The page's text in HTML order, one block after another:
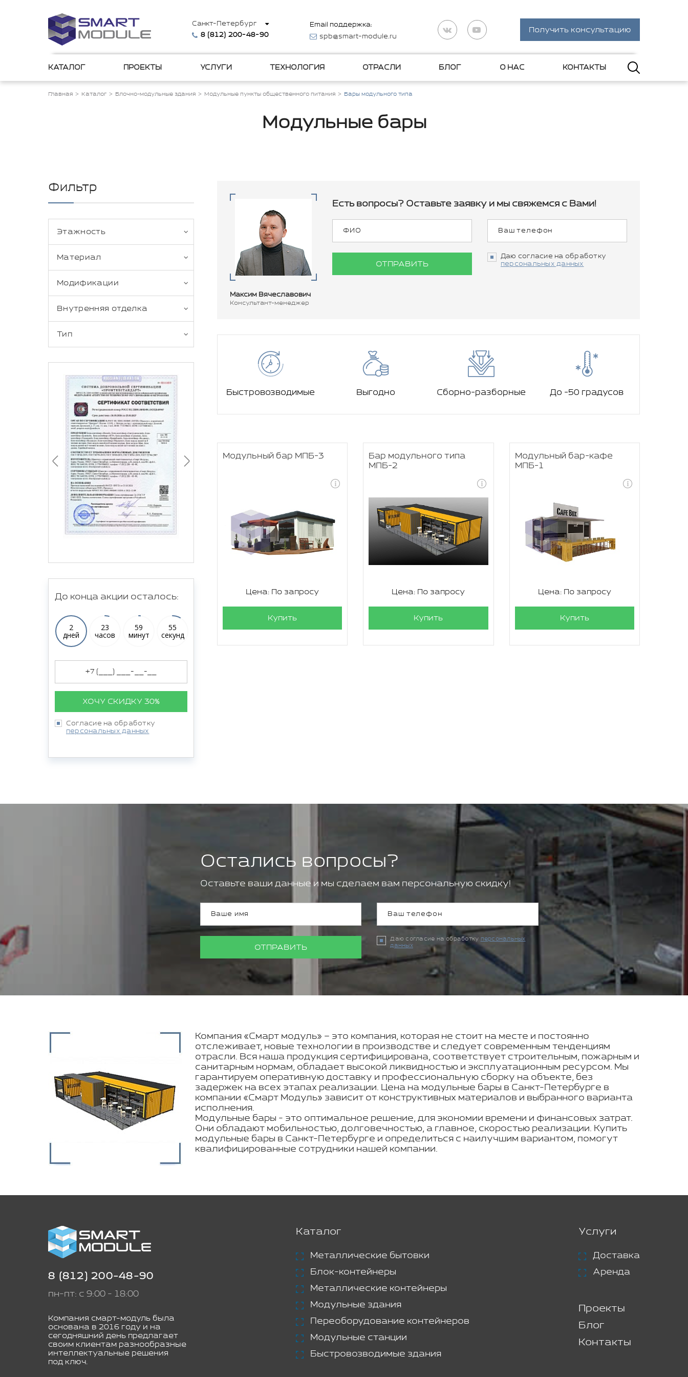
Санкт-Петербург
8 (812) 200-48-90
Email поддержка:
spb@smart-module.ru
Получить консультацию
КАТАЛОГ ПРОЕКТЫ УСЛУГИ ТЕХНОЛОГИЯ ОТРАСЛИ БЛОГ О НАС КОНТАКТЫ
Главная Каталог Блочно-модульные здания Модульные пункты общественного питания Бары модульного типа
Модульные бары
Фильтр
Этажность
Материал
Модификации
Внутренняя отделка
Тип
До конца акции осталось:
2
дней
23
часов
59
минут
54
секунд
ХОЧУ СКИДКУ 30%
Согласие на обработку
персональных данных
Максим Вячеславович
Консультант-менеджер
Есть вопросы? Оставьте заявку и мы свяжемся с Вами!
ОТПРАВИТЬ
Даю согласие на обработку
персональных данных
Быстровозводимые Выгодно Сборно-разборные До -50 градусов
Модульный бар МПБ-3
Цена: По запросу
Купить
Бар модульного типа
МПБ-2
Цена: По запросу
Купить
Модульный бар-кафе
МПБ-1
Цена: По запросу
Купить
Остались вопросы?
Оставьте ваши данные и мы сделаем вам персональную скидку!
ОТПРАВИТЬ
Даю согласие на обработку персональных
данных
Компания «Смарт модуль» – это компания, которая не стоит на месте и постоянно
отслеживает, новые технологии в производстве и следует современным тенденциям
отрасли. Вся наша продукция сертифицирована, соответствует строительным, пожарным и
санитарным нормам, обладает высокой ликвидностью и эксплуатационным ресурсом. Мы
гарантируем оперативную доставку и профессиональную сборку на объекте, без
задержек на всех этапах реализации. Цена на модульные бары в Санкт-Петербурге в
компании «Смарт Модуль» зависит от конструктивных материалов и выбранного варианта
исполнения.
Модульные бары - это оптимальное решение, для экономии времени и финансовых затрат.
Они обладают мобильностью, долговечностью, а главное, скоростью реализации. Купить
модульные бары в Санкт-Петербурге и определиться с наилучшим вариантом, помогут
квалифицированные сотрудники нашей компании.
8 (812) 200-48-90
пн-пт: с 9:00 - 18:00
Компания смарт-модуль была
основана в 2016 году и на
сегодняшний день предлагает
своим клиентам разнообразные
интеллектуальные решения
под ключ.
Каталог
Металлические бытовки
Блок-контейнеры
Металлические контейнеры
Модульные здания
Переоборудование контейнеров
Модульные станции
Быстровозводимые здания
Услуги
Доставка
Аренда
Проекты
Блог
Контакты